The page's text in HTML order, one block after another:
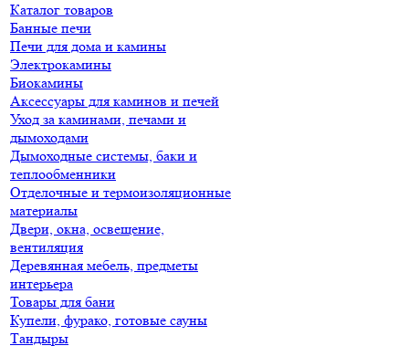
Каталог товаров
Банные печи
Печи для дома и камины
Электрокамины
Биокамины
Аксессуары для каминов и печей
Уход за каминами, печами и
дымоходами
Дымоходные системы, баки и
теплообменники
Отделочные и термоизоляционные
материалы
Двери, окна, освещение,
вентиляция
Деревянная мебель, предметы
интерьера
Товары для бани
Купели, фурако, готовые сауны
Тандыры